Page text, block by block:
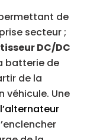
de
secteur ;
DC/DC
batterie de
de la
véhicule. Une
l’alternateur